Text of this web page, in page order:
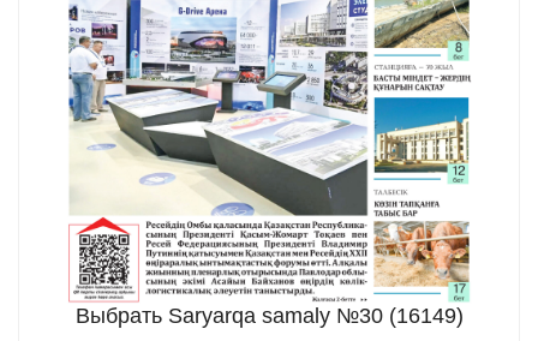
Выбрать Saryarqa samaly №30 (16149)